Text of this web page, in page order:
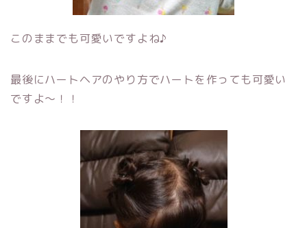
このままでも可愛いですよね♪
最後にハートヘアのやり方でハートを作っても可愛い
ですよ～！！